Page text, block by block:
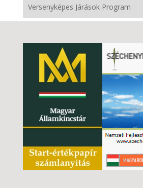
Versenyképes Járások Program